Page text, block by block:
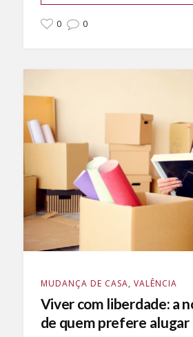
0 0
MUDANÇA DE CASA, VALÊNCIA
Viver com liberdade: a
de quem prefere alugar